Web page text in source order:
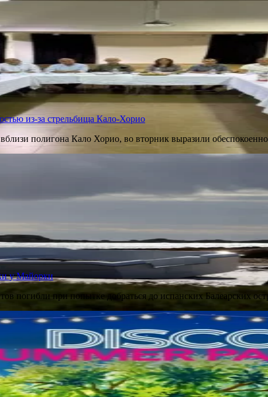
из-за стрельбища Кало-Хорио
полигона Кало Хорио, во вторник выразили
у Майорки
погибли при попытке добраться до испанских Балеарских